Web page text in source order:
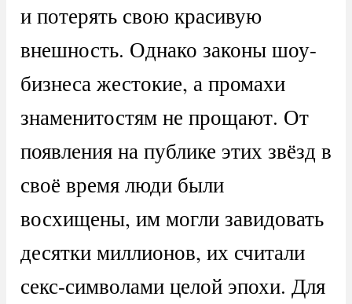
и потерять свою красивую
внешность. Однако законы шоу-
бизнеса жестокие, а промахи
знаменитостям не прощают. От
появления на публике этих звёзд в
своё время люди были
восхищены, им могли завидовать
десятки миллионов, их считали
секс-символами целой эпохи. Для